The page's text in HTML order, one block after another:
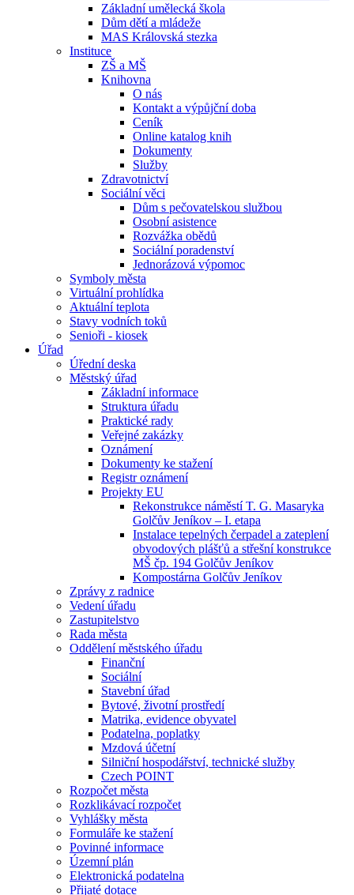
Základní umělecká škola
Dům dětí a mládeže
MAS Královská stezka
Instituce
ZŠ a MŠ
Knihovna
O nás
Kontakt a výpůjční doba
Ceník
Online katalog knih
Dokumenty
Služby
Zdravotnictví
Sociální věci
Dům s pečovatelskou službou
Osobní asistence
Rozvážka obědů
Sociální poradenství
Jednorázová výpomoc
Symboly města
Virtuální prohlídka
Aktuální teplota
Stavy vodních toků
Senioři - kiosek
Úřad
Úřední deska
Městský úřad
Základní informace
Struktura úřadu
Praktické rady
Veřejné zakázky
Oznámení
Dokumenty ke stažení
Registr oznámení
Projekty EU
Rekonstrukce náměstí T. G. Masaryka
Golčův Jeníkov – I. etapa
Instalace tepelných čerpadel a zateplení
obvodových plášťů a střešní konstrukce
MŠ čp. 194 Golčův Jeníkov
Kompostárna Golčův Jeníkov
Zprávy z radnice
Vedení úřadu
Zastupitelstvo
Rada města
Oddělení městského úřadu
Finanční
Sociální
Stavební úřad
Bytové, životní prostředí
Matrika, evidence obyvatel
Podatelna, poplatky
Mzdová účetní
Silniční hospodářství, technické služby
Czech POINT
Rozpočet města
Rozklikávací rozpočet
Vyhlášky města
Formuláře ke stažení
Povinné informace
Územní plán
Elektronická podatelna
Přijaté dotace